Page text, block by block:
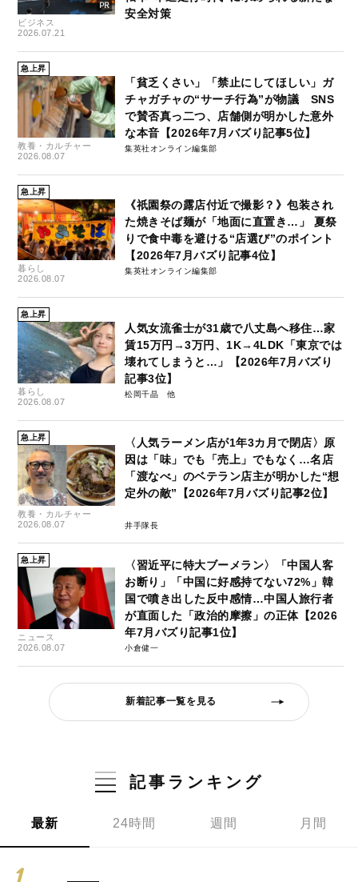
ビジネス
2026.07.21
安全対策
急上昇
教養・カルチャー
2026.08.07
「貧乏くさい」「禁止にしてほしい」ガ
チャガチャの“サーチ行為”が物議 SNS
で賛否真っ二つ、店舗側が明かした意外
な本音【2026年7月バズり記事5位】
集英社オンライン編集部
急上昇
暮らし
2026.08.07
《祇園祭の露店付近で撮影？》包装され
た焼きそば麺が「地面に直置き…」 夏祭
りで食中毒を避ける“店選び”のポイント
【2026年7月バズり記事4位】
集英社オンライン編集部
急上昇
暮らし
2026.08.07
人気女流雀士が31歳で八丈島へ移住…家
賃15万円→3万円、1K→4LDK「東京では
壊れてしまうと…」【2026年7月バズり
記事3位】
松岡千晶
急上昇
教養・カルチャー
2026.08.07
〈人気ラーメン店が1年3カ月で閉店〉原
因は「味」でも「売上」でもなく…名店
「渡なべ」のベテラン店主が明かした“想
定外の敵”【2026年7月バズり記事2位】
井手隊長
急上昇
ニュース
2026.08.07
〈習近平に特大ブーメラン〉「中国人客
お断り」「中国に好感持てない72%」韓
国で噴き出した反中感情…中国人旅行者
が直面した「政治的摩擦」の正体【2026
年7月バズり記事1位】
小倉健一
新着記事一覧を見る
記事ランキング
最新 24時間 週間 月間